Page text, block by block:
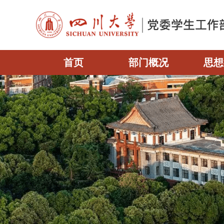
首页 部门概况 思